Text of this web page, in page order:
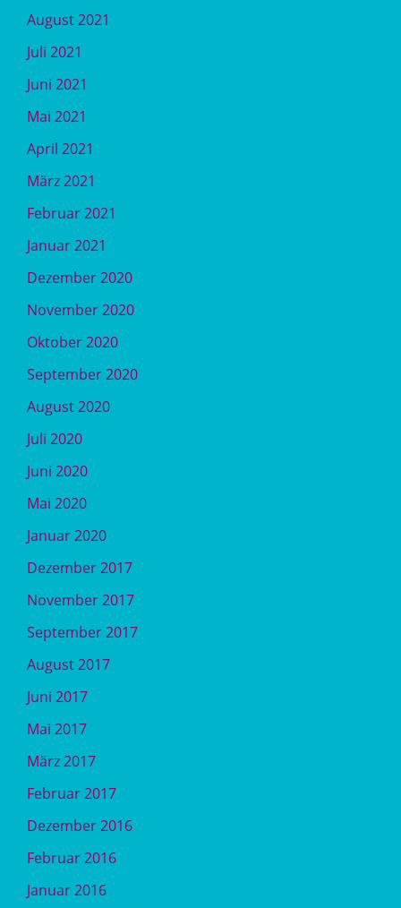
August 2021
Juli 2021
Juni 2021
Mai 2021
April 2021
März 2021
Februar 2021
Januar 2021
Dezember 2020
November 2020
Oktober 2020
September 2020
August 2020
Juli 2020
Juni 2020
Mai 2020
Januar 2020
Dezember 2017
November 2017
September 2017
August 2017
Juni 2017
Mai 2017
März 2017
Februar 2017
Dezember 2016
Februar 2016
Januar 2016